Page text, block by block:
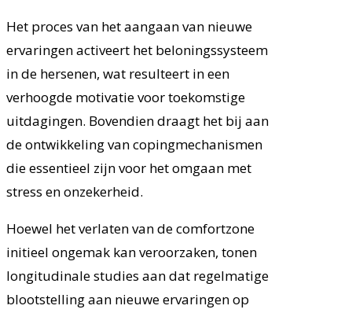
Het proces van het aangaan van nieuwe
ervaringen activeert het beloningssysteem
in de hersenen, wat resulteert in een
verhoogde motivatie voor toekomstige
uitdagingen. Bovendien draagt het bij aan
de ontwikkeling van copingmechanismen
die essentieel zijn voor het omgaan met
stress en onzekerheid.
Hoewel het verlaten van de comfortzone
initieel ongemak kan veroorzaken, tonen
longitudinale studies aan dat regelmatige
blootstelling aan nieuwe ervaringen op